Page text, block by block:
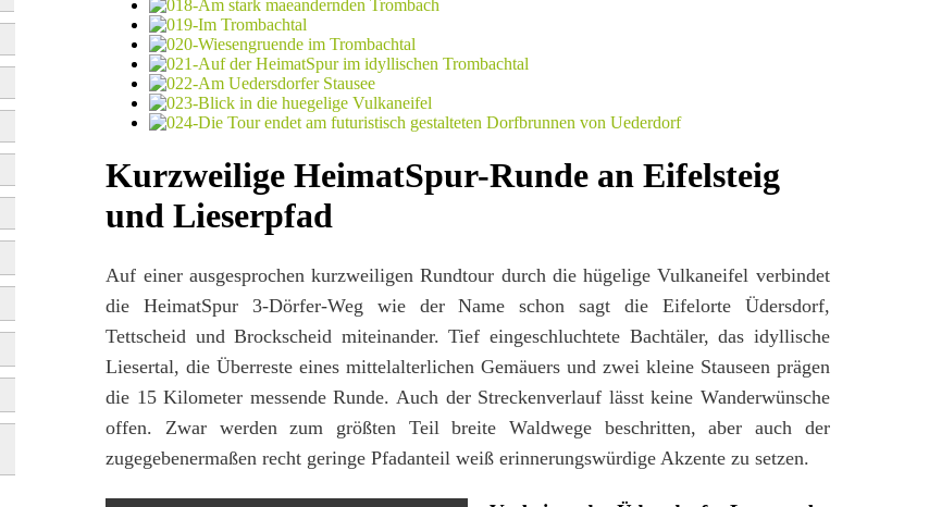
Kurzweilige HeimatSpur-Runde an Eifelsteig
und Lieserpfad
Auf einer ausgesprochen kurzweiligen Rundtour durch die hügelige Vulkaneifel verbindet
die HeimatSpur 3-Dörfer-Weg wie der Name schon sagt die Eifelorte Üdersdorf,
Tettscheid und Brockscheid miteinander. Tief eingeschluchtete Bachtäler, das idyllische
Liesertal, die Überreste eines mittelalterlichen Gemäuers und zwei kleine Stauseen prägen
die 15 Kilometer messende Runde. Auch der Streckenverlauf lässt keine Wanderwünsche
offen. Zwar werden zum größten Teil breite Waldwege beschritten, aber auch der
zugegebenermaßen recht geringe Pfadanteil weiß erinnerungswürdige Akzente zu setzen.